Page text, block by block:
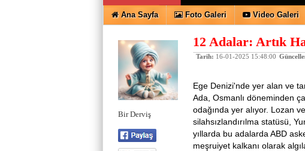
Ana Sayfa Foto Galeri Video Galeri
Bir Derviş
12 Adalar: Artık
Tarih: 16-01-2025 15:48:00
Ege Denizi'nde yer alan ve
Ada, Osmanlı döneminden
odağında yer alıyor. Lozan
silahsızlandırılma statüsü,
yıllarda bu adalarda ABD
meşruiyet kalkanı olarak